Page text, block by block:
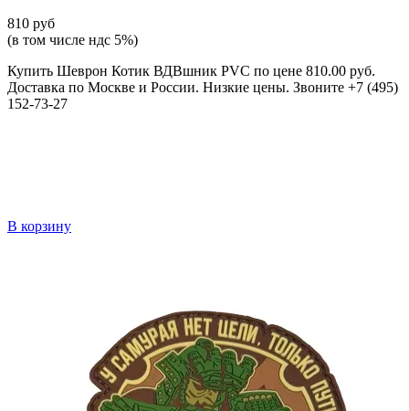
810 руб
(в том числе ндс 5%)
Купить Шеврон Котик ВДВшник PVC по цене 810.00 руб.
Доставка по Москве и России. Низкие цены. Звоните +7 (495)
152-73-27
В корзину